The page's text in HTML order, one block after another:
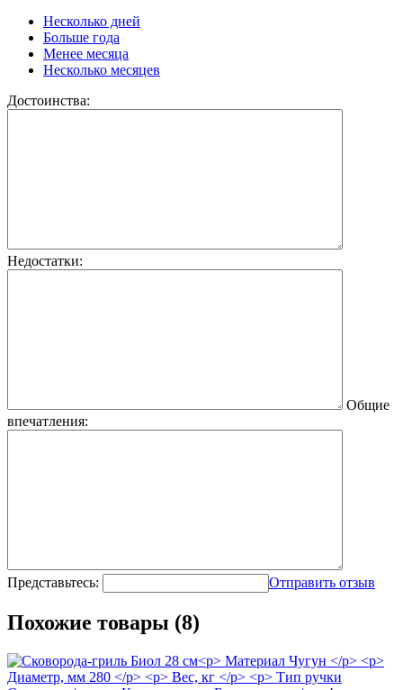
Несколько дней
Больше года
Менее месяца
Несколько месяцев
Достоинства:
Недостатки:
Общие
впечатления:
Представьтесь: Отправить отзыв
Похожие товары (8)